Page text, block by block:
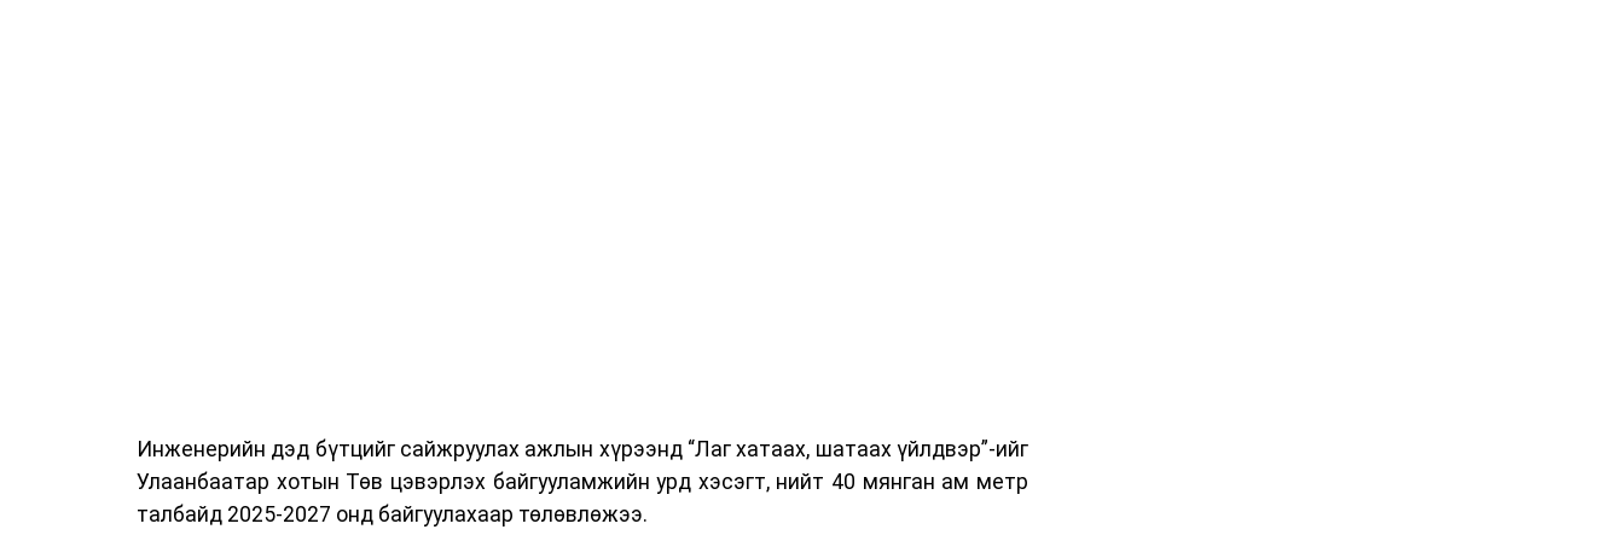
Уг сургалт нь COP17-ын үеэр зочид, төлөөлөгчдийн тээврийн үйлчилгээг аюулгүй,
шуурхай, зохион байгуулалттай явуулах, үйлчилгээний нэгдсэн стандарт, сахилга
хариуцлагыг хэвшүүлэх бэлтгэл ажлын нэг хэсэг гэж
Инженерийн дэд бүтцийг сайжруулах ажлын хүрээнд “Лаг хатаах, шатаах үйлдвэр”-ийг
Улаанбаатар хотын Төв цэвэрлэх байгууламжийн урд хэсэгт, нийт 40 мянган ам метр
талбайд 2025-2027 онд байгуулахаар төлөвлөжээ.